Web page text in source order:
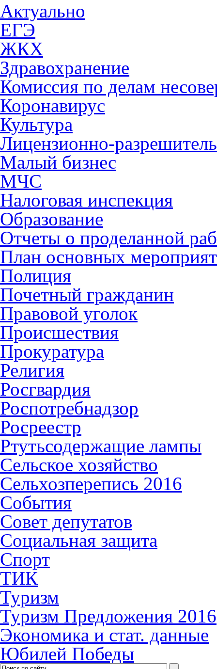
Актуально
ЕГЭ
ЖКХ
Здравохранение
Комиссия по делам
Коронавирус
Культура
Лицензионно-
Малый бизнес
МЧС
Налоговая инспекция
Образование
Отчеты о проделанной
План основных
Полиция
Почетный гражданин
Правовой уголок
Происшествия
Прокуратура
Религия
Росгвардия
Роспотребнадзор
Росреестр
Ртутьсодержащие лампы
Сельское хозяйство
Сельхозперепись 2016
События
Совет депутатов
Социальная защита
Спорт
ТИК
Туризм
Туризм Предложения 2016
Экономика и стат. данные
Юбилей Победы